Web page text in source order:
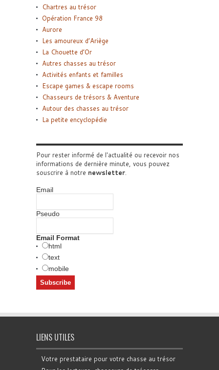
Chartres au trésor
Opération France 98
Aurore
Les amoureux d’Ariège
La Chouette d’Or
Autres chasses au trésor
Activités enfants et familles
Escape games & escape rooms
Chasseurs de trésors & Aventure
Autour des chasses au trésor
La petite encyclopédie
Pour rester informé de l'actualité ou recevoir nos
informations de dernière minute, vous pouvez
souscrire à notre newsletter.
Email
Pseudo
Email Format
html
text
mobile
LIENS UTILES
Votre prestataire pour votre chasse au trésor